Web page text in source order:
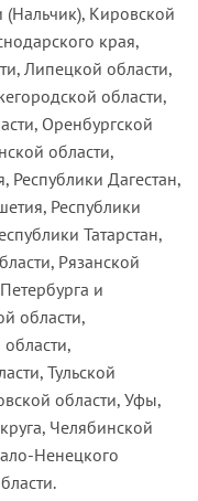
Кировской
края,
Липецкой области,
области,
Оренбургской
области,
Республики Дагестан,
Республики
Татарстан,
Рязанской
и
области,
Тульской
области, Уфы,
Челябинской
Ненецкого